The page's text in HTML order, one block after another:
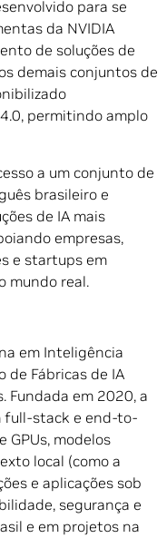
para se
da NVIDIA
de soluções de
demais conjuntos de
permitindo amplo
a um conjunto de
brasileiro e
de IA mais
empresas,
e startups em
mundo real.
em Inteligência
de Fábricas de IA
Fundada em 2020, a
full-stack e end-to-
modelos
local (como a
e aplicações sob
segurança e
e em projetos na